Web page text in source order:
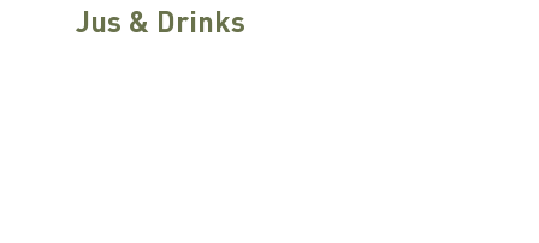
Jus & Drinks